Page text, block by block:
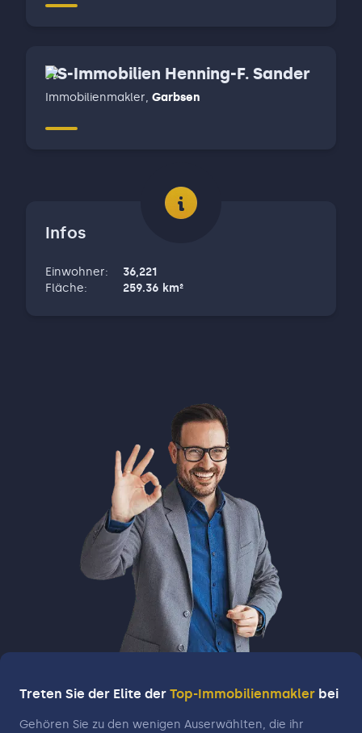
HS-Immobilien Henning-F. Sander
Immobilienmakler, Garbsen
Infos
Einwohner:
36,221
Fläche: 259.36 km²
Treten Sie der Elite der Top-Immobilienmakler bei
Gehören Sie zu den wenigen Auserwählten, die ihr